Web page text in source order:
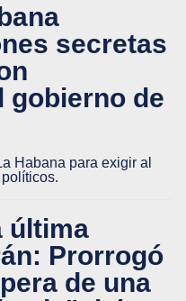
secretas
gobierno de
Habana para exigir al
última
Prorrogó
de una